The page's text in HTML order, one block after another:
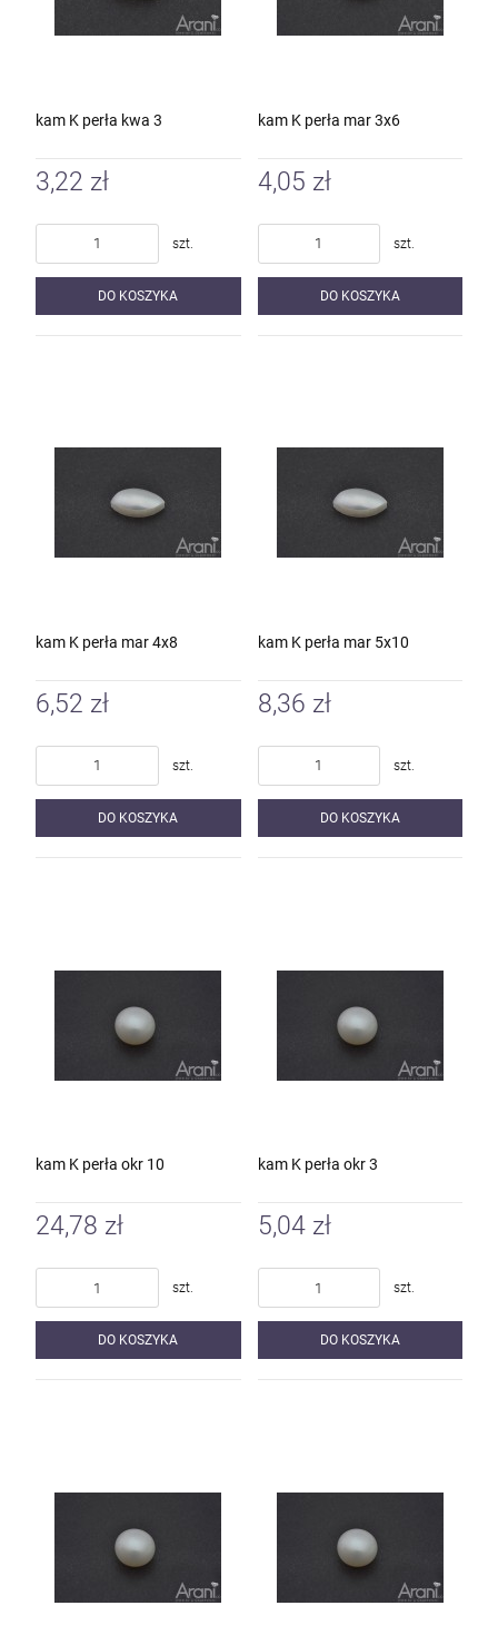
kam K perła kwa 3
3,22 zł
szt.
DO KOSZYKA
kam K perła mar 3x6
4,05 zł
szt.
DO KOSZYKA
kam K perła mar 4x8
6,52 zł
szt.
DO KOSZYKA
kam K perła mar 5x10
8,36 zł
szt.
DO KOSZYKA
kam K perła okr 10
24,78 zł
szt.
DO KOSZYKA
kam K perła okr 3
5,04 zł
szt.
DO KOSZYKA